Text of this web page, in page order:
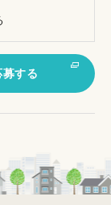
募する